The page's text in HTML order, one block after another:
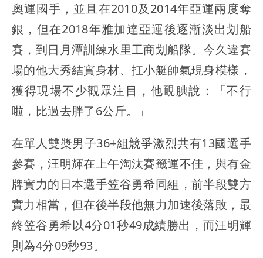
奧運國手，並且在2010及2014年亞運兩度奪
銀，但在2018年雅加達亞運後逐漸淡出划船
賽，到日月潭訓練水里工商划船隊。今久違賽
場的他大秀結實身材、扛小艇帥氣現身模樣，
獲得現場不少觀眾注目，他靦腆說：「不行
啦，比過去胖了6公斤。」
在單人雙槳男子36+組競爭激烈共有13國選手
參賽，汪明輝在上午淘汰賽籤運不佳，與有金
牌實力的日本選手笠谷勇希同組，前半段雙方
實力相當，但在後半段他無力加速後落敗，最
終笠谷勇希以4分01秒49成績勝出，而汪明輝
則為4分09秒93。